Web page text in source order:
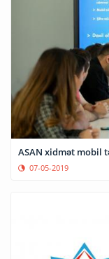
ASAN xidmət mobil
07-05-2019